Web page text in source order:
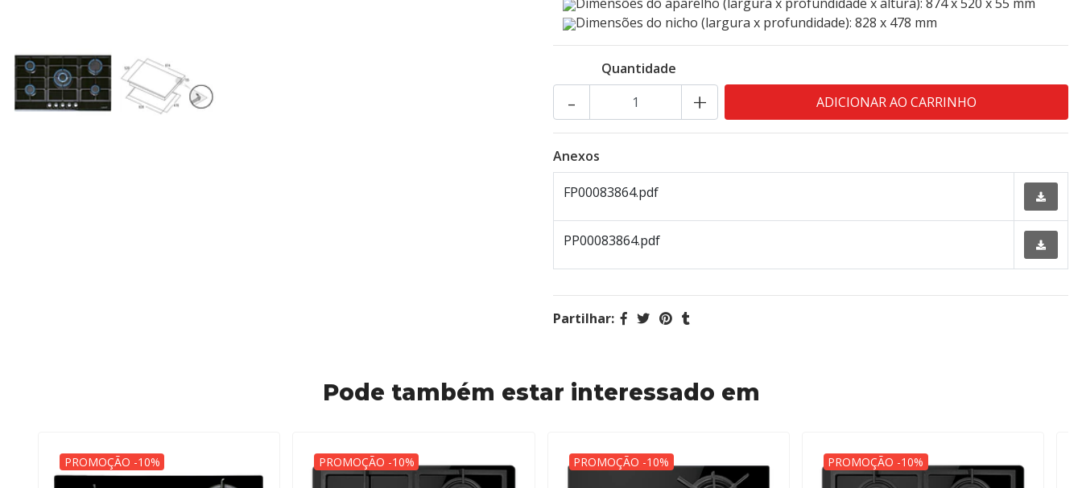
Dimensões do nicho (largura x profundidade): 828 x 478 mm
Quantidade
+
-
Anexos
FP00083864.pdf
PP00083864.pdf
Partilhar:
Pode também estar interessado em
PROMOÇÃO -10% PROMOÇÃO -10% PROMOÇÃO -10% PROMOÇÃO -10%